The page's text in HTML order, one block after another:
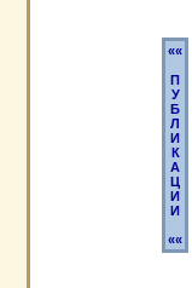
««
П
У
Б
Л
И
К
А
Ц
И
И
««